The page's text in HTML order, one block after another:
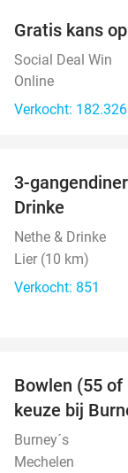
Gratis kans
Social Deal Win
Online
Verkocht: 182.326
3-
Drinke
Nethe & Drinke
Lier (10 km)
Verkocht: 851
Bowlen (55
keuze bij
Burney´s
Mechelen